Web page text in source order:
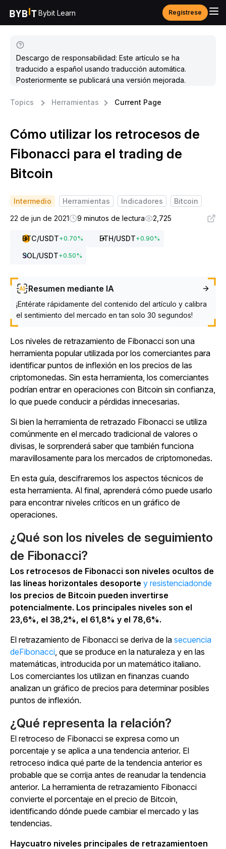
Bybit Learn Regístrese
Descargo de responsabilidad: Este artículo se ha
traducido a español usando traducción automática.
Posteriormente se publicará una versión mejorada.
Topics Herramientas Current Page
Cómo utilizar los retrocesos de
Fibonacci para el trading de
Bitcoin
Intermedio Herramientas Indicadores
Bitcoin
22 de jun de 2021
9 minutos de lectura 2,725
BTC/USDT+0.70% ETH/USDT+0.90%
SOL/USDT+0.50%
Resumen mediante IA
¡Entérate rápidamente del contenido del artículo y calibra
el sentimiento del mercado en tan solo 30 segundos!
Los niveles de retrazamiento de Fibonacci son una
herramienta popular utilizada por los comerciantes para
identificar puntos de inflexión en los precios de las
criptomonedas. Sin esta herramienta, los comerciantes
podrían entrar en operaciones con Bitcoin sin confianza,
lo que puede conducir a pérdidas innecesarias.
Si bien la herramienta de retrazado Fibonacci se utiliza
comúnmente en el mercado tradicional de valores o
divisas, le sorprenderá saber que también funciona
maravillosamente para los mercados de criptomonedas.
En esta guía, descifraremos los aspectos técnicos de
esta herramienta. Al final, aprenderá cómo puede usarlo
para encontrar niveles críticos en un gráfico de
operaciones.
¿Qué son los niveles de seguimiento
de Fibonacci?
Los retrocesos de Fibonacci son niveles ocultos de
las líneas horizontales desoporte y resistenciadonde
los precios de Bitcoin pueden invertirse
potencialmente. Los principales niveles son el
23,6%, el 38,2%, el 61,8% y el 78,6%.
El retrazamiento de Fibonacci se deriva de la secuencia
deFibonacci, que se produce en la naturaleza y en las
matemáticas, introducida por un matemático italiano.
Los comerciantes los utilizan en finanzas cuando
analizan un gráfico de precios para determinar posibles
puntos de inflexión.
¿Qué representa la relación?
El retroceso de Fibonacci se expresa como un
porcentaje y se aplica a una tendencia anterior. El
retroceso indica qué parte de la tendencia anterior es
probable que se corrija antes de reanudar la tendencia
anterior. La herramienta de retrazamiento Fibonacci
convierte el porcentaje en el precio de Bitcoin,
identificando dónde puede cambiar el mercado y las
tendencias.
Haycuatro niveles principales de retrazamientoen